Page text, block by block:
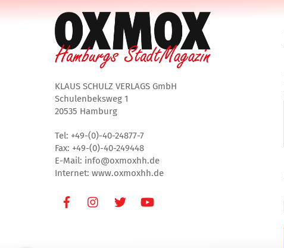
KLAUS SCHULZ VERLAGS GmbH
Schulenbeksweg 1
20535 Hamburg
Tel: +49-(0)-40-24877-7
Fax: +49-(0)-40-249448
E-Mail: info@oxmoxhh.de
Internet: www.oxmoxhh.de
FacebookInstagramTwitter